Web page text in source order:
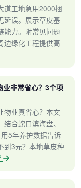
道工地急用2000捆
延误。展示草皮基
能力。附常见问题
边绿化工程提供高
业非常省心？3个项
物业真省心？本文
合蛇口滨海盘、
5年养护数据告诉
到3元？本地草皮种